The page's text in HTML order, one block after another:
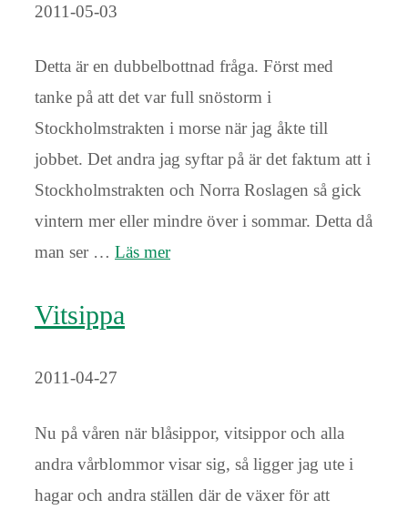
2011-05-03
Detta är en dubbelbottnad fråga. Först med
tanke på att det var full snöstorm i
Stockholmstrakten i morse när jag åkte till
jobbet. Det andra jag syftar på är det faktum att i
Stockholmstrakten och Norra Roslagen så gick
vintern mer eller mindre över i sommar. Detta då
man ser … Läs mer
Vitsippa
2011-04-27
Nu på våren när blåsippor, vitsippor och alla
andra vårblommor visar sig, så ligger jag ute i
hagar och andra ställen där de växer för att